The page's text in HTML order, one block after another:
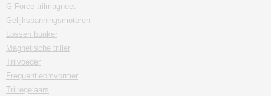
G-Force-trilmagneet
Gelijkspanningsmotoren
Lossen bunker
Magnetische triller
Trilvoeder
Frequentieomvormer
Trilregelaars